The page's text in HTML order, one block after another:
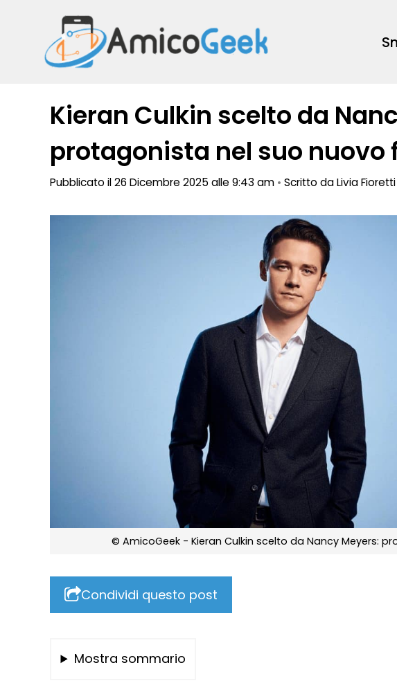
contenuto
Kieran Culkin scelto da
protagonista nel suo nuovo
Pubblicato il 26 Dicembre 2025 alle 9:43 am • Scritto daLivia Fioretti
© AmicoGeek - Kieran Culkin scelto da Nancy Meyers:
Condividi questo post
Mostra sommario